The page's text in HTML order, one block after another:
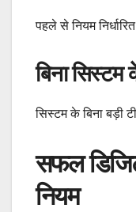
पहले से नियम
बिना सिस्टम
सिस्टम के बिना बड़ी
सफल
नियम